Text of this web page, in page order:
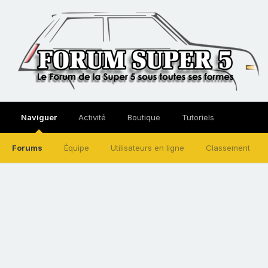
Naviguer
Forums Équipe Utilisateurs en ligne Classement
Activité Boutique Tutoriels